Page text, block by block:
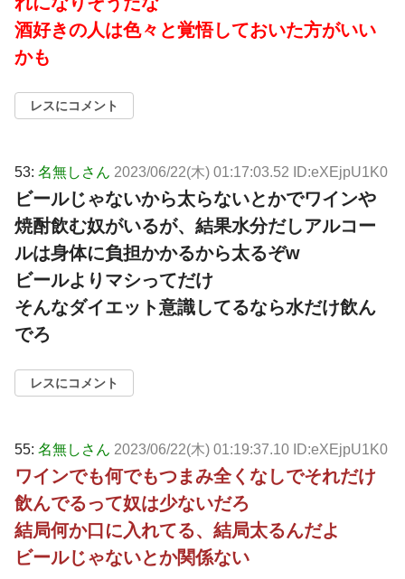
酒好きの人は色々と覚悟しておいた方がいい
かも
レスにコメント
53: 名無しさん 2023/06/22(木) 01:17:03.52 ID:eXEjpU1K0
ビールじゃないから太らないとかでワインや
焼酎飲む奴がいるが、結果水分だしアルコー
ルは身体に負担かかるから太るぞw
ビールよりマシってだけ
そんなダイエット意識してるなら水だけ飲ん
でろ
レスにコメント
55: 名無しさん 2023/06/22(木) 01:19:37.10 ID:eXEjpU1K0
ワインでも何でもつまみ全くなしでそれだけ
飲んでるって奴は少ないだろ
結局何か口に入れてる、結局太るんだよ
ビールじゃないとか関係ない